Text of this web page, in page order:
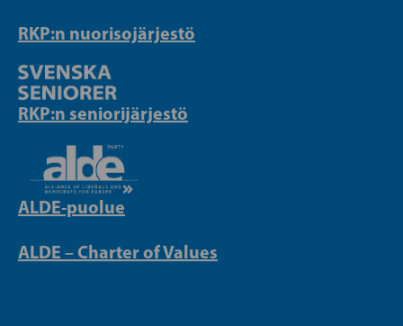
RKP:n nuorisojärjestö
RKP:n seniorijärjestö
ALDE-puolue
ALDE – Charter of Values